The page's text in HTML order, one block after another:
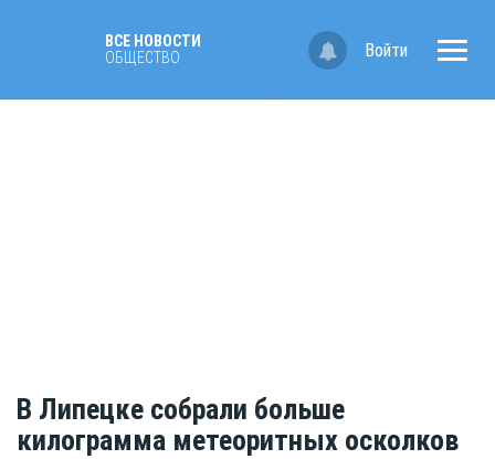
ВСЕ НОВОСТИ
ОБЩЕСТВО
Войти
В Липецке собрали больше
килограмма метеоритных осколков